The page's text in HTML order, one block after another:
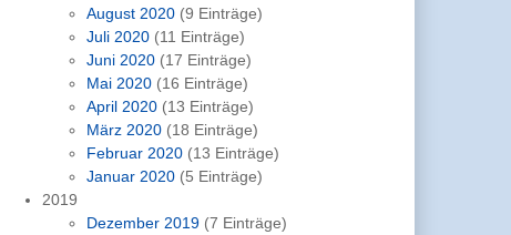
August 2020 (9 Einträge)
Juli 2020 (11 Einträge)
Juni 2020 (17 Einträge)
Mai 2020 (16 Einträge)
April 2020 (13 Einträge)
März 2020 (18 Einträge)
Februar 2020 (13 Einträge)
Januar 2020 (5 Einträge)
2019
Dezember 2019 (7 Einträge)